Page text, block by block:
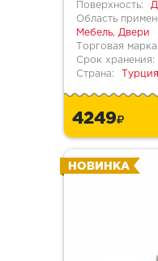
Поверхность:
Область
Мебель, Двери
Торговая марка:
Срок хранения:
Страна:
Турция
4249
НОВИНКА